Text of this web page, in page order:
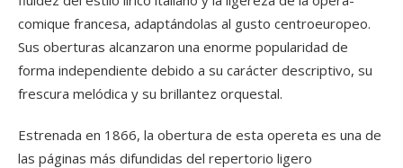
comique francesa, adaptándolas al gusto centroeuropeo.
Sus oberturas alcanzaron una enorme popularidad de
forma independiente debido a su carácter descriptivo, su
frescura melódica y su brillantez orquestal.
Estrenada en 1866, la obertura de esta opereta es una de
las páginas más difundidas del repertorio ligero